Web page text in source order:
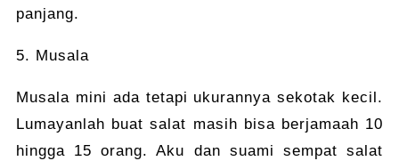
panjang.
5. Musala
Musala mini ada tetapi ukurannya sekotak kecil.
Lumayanlah buat salat masih bisa berjamaah 10
hingga 15 orang. Aku dan suami sempat salat